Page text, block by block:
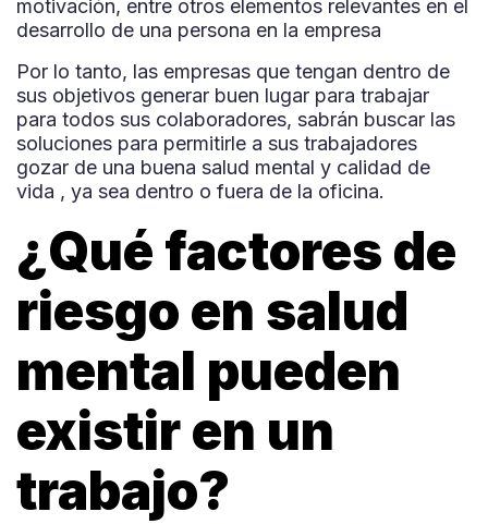
motivación, entre otros elementos relevantes en el
desarrollo de una persona en la empresa
Por lo tanto, las empresas que tengan dentro de
sus objetivos generar buen lugar para trabajar
para todos sus colaboradores, sabrán buscar las
soluciones para permitirle a sus trabajadores
gozar de una buena salud mental y calidad de
vida , ya sea dentro o fuera de la oficina.
¿Qué factores de
riesgo en salud
mental pueden
existir en un
trabajo?